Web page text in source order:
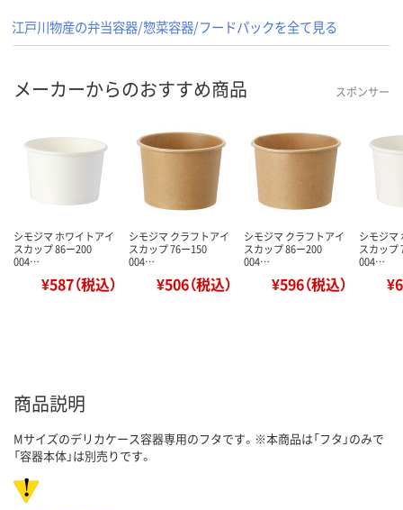
江戸川物産の弁当容器/惣菜容器/フードパックを全て見る
メーカーからのおすすめ商品 スポンサー
シモジマ ホワイトアイ
スカップ 86ー200
004…
¥587（税込）
シモジマ クラフトアイ
スカップ 76ー150
004…
¥506（税込）
シモジマ クラフトアイ
スカップ 86ー200
004…
¥596（税込）
シモジマ
スカップ
004…
商品説明
Mサイズのデリカケース容器専用のフタです。※本商品は「フタ」のみで
「容器本体」は別売りです。